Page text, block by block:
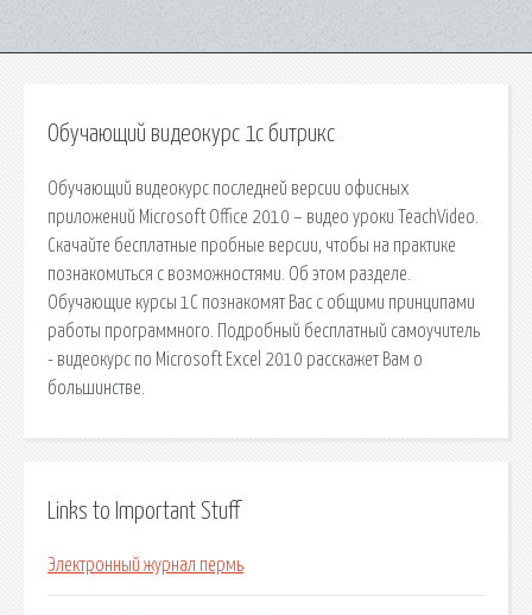
Обучающий видеокурс 1с битрикс
Обучающий видеокурс последней версии офисных
приложений Microsoft Office 2010 – видео уроки TeachVideo.
Скачайте бесплатные пробные версии, чтобы на практике
познакомиться с возможностями. Об этом разделе.
Обучающие курсы 1С познакомят Вас с общими принципами
работы программного. Подробный бесплатный самоучитель
- видеокурс по Microsoft Excel 2010 расскажет Вам о
большинстве.
Links to Important Stuff
Электронный журнал пермь